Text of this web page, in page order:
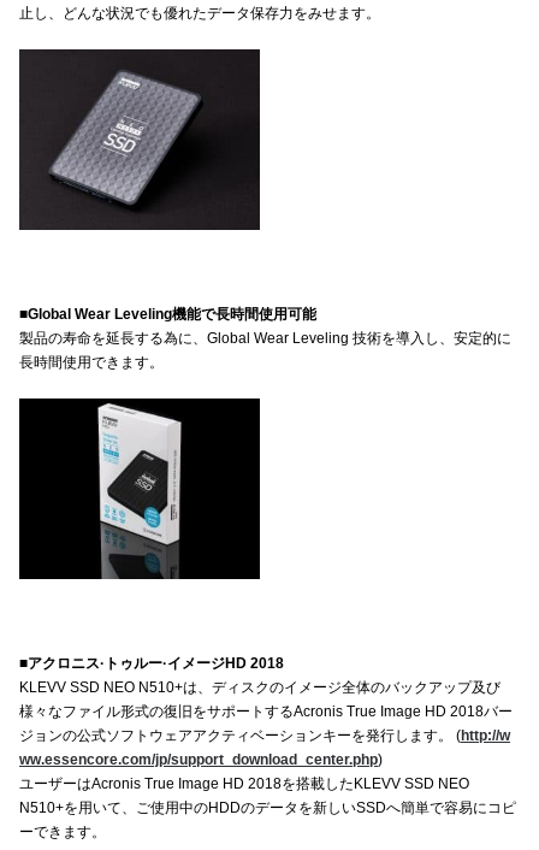
止し、どんな状況でも優れたデータ保存力をみせます。
■Global Wear Leveling機能で長時間使用可能
製品の寿命を延長する為に、Global Wear Leveling 技術を導入し、安定的に
長時間使用できます。
■アクロニス·トゥルー·イメージHD 2018
KLEVV SSD NEO N510+は、ディスクのイメージ全体のバックアップ及び
様々なファイル形式の復旧をサポートするAcronis True Image HD 2018バー
ジョンの公式ソフトウェアアクティベーションキーを発行します。 (http://w
ww.essencore.com/jp/support_download_center.php)
ユーザーはAcronis True Image HD 2018を搭載したKLEVV SSD NEO
N510+を用いて、ご使用中のHDDのデータを新しいSSDへ簡単で容易にコピ
ーできます。